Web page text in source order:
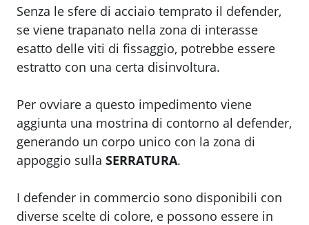
Senza le sfere di acciaio temprato il defender,
se viene trapanato nella zona di interasse
esatto delle viti di fissaggio, potrebbe essere
estratto con una certa disinvoltura.
Per ovviare a questo impedimento viene
aggiunta una mostrina di contorno al defender,
generando un corpo unico con la zona di
appoggio sulla SERRATURA.
I defender in commercio sono disponibili con
diverse scelte di colore, e possono essere in